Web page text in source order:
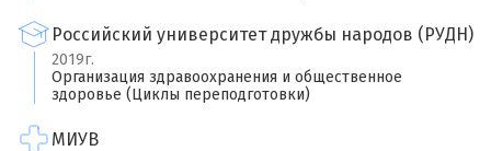
Российский университет дружбы народов (РУДН)
2019г.
Организация здравоохранения и общественное
здоровье (Циклы переподготовки)
МИУВ
Спасибо, ваш отзыв на рассмотрении!
Ваша оценка врачу
Отзыв о враче